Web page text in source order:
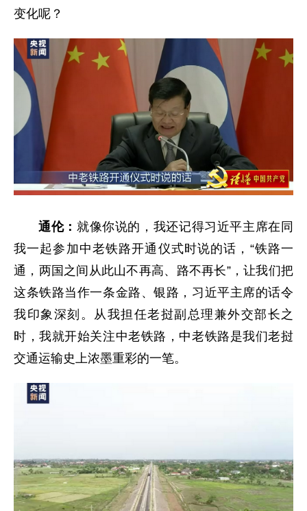
变化呢？
通伦： 就像你说的，我还记得习近平主席在同
我一起参加中老铁路开通仪式时说的话，“铁路一
通，两国之间从此山不再高、路不再长”，让我们把
这条铁路当作一条金路、银路，习近平主席的话令
我印象深刻。从我担任老挝副总理兼外交部长之
时，我就开始关注中老铁路，中老铁路是我们老挝
交通运输史上浓墨重彩的一笔。